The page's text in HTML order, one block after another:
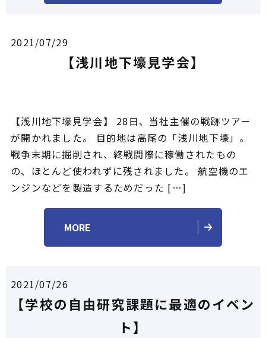
2021/07/29
【浅川地下壕見学会】
【浅川地下壕見学会】 28日、当社主催の戦跡ツアー
が開かれました。 目的地は高尾の「浅川地下壕」。
戦争末期に掘削され、終戦間際に稼働されたもの
の、ほとんど使われずに残されました。 航空機のエ
ンジンなどを製造するためだった […]
MORE
2021/07/26
【学校の自由研究課題に最適のイベン
ト】